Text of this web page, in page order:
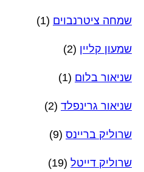
שמחה ציטרנבוים (1)
שמעון קליין (2)
שניאור בלום (1)
שניאור גרינפלד (2)
שרוליק בריינס (9)
שרוליק דייטל (19)